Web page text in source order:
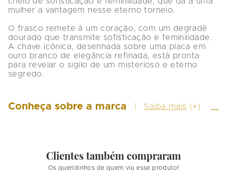
mulher a vantagem nesse eterno torneio.
O frasco remete à um coração, com um degradê
dourado que transmite sofisticação e feminilidade.
A chave icônica, desenhada sobre uma placa em
ouro branco de elegância refinada, está pronta
para revelar o sigilo de um misterioso e eterno
segredo.
Conheça sobre a marca Saiba mais (+)
Clientes também compraram
Os queridinhos de quem viu esse produto!